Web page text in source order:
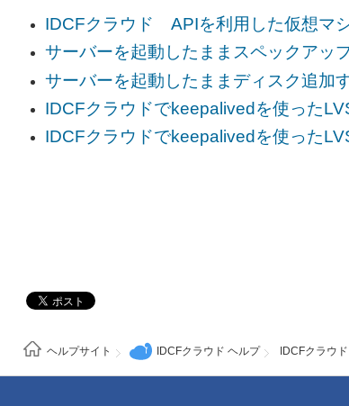
IDCFクラウド APIを利用した仮想マ
サーバーを起動したままスペックアッ
サーバーを起動したままディスク追加
IDCFクラウドでkeepalivedを使った
IDCFクラウドでkeepalivedを使った
ヘルプサイト IDCFクラウド ヘルプ IDCFクラウ